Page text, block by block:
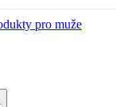
pro muže